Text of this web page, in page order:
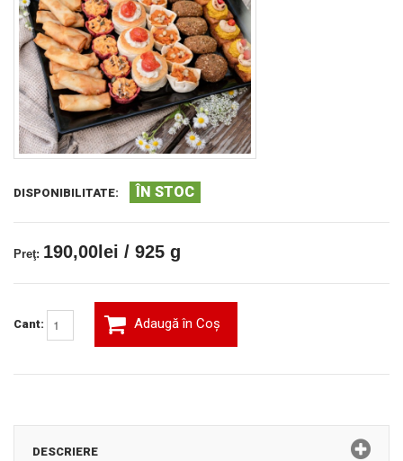
DISPONIBILITATE: ÎN STOC
Preţ: 190,00lei / 925 g
Cant: Adaugă în Coş
DESCRIERE